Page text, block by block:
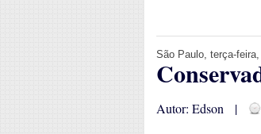
São Paulo, terça-
Autor: Edson |